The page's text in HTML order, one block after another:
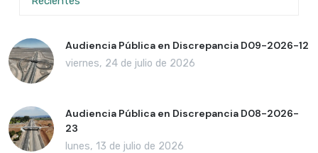
Audiencia Pública en Discrepancia D09-2026-12
viernes, 24 de julio de 2026
Audiencia Pública en Discrepancia D08-2026-
23
lunes, 13 de julio de 2026